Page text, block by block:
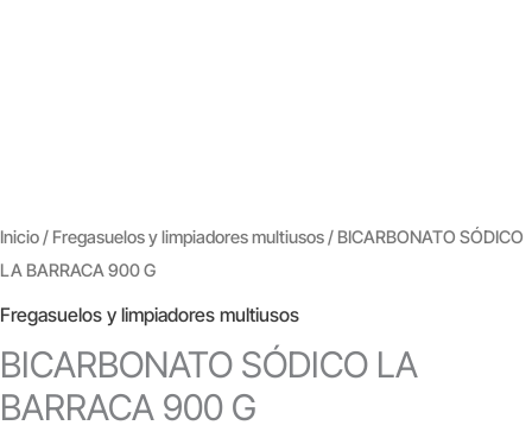
Inicio/ Fregasuelos y limpiadores multiusos/ BICARBONATO SÓDICO
LA BARRACA 900 G
Fregasuelos y limpiadores multiusos
BICARBONATO SÓDICO LA
BARRACA 900 G